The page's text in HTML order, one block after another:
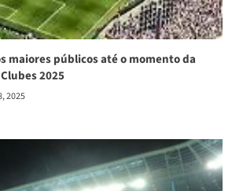
maiores públicos até o momento da
2025
2025